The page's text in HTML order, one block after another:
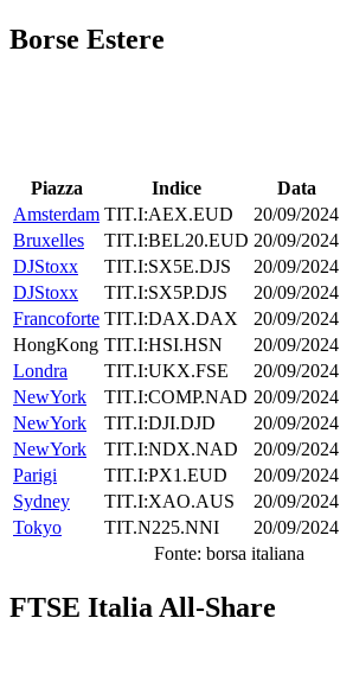
Borse Estere
Piazza Indice Data
Amsterdam TIT.I:AEX.EUD 20/09/2024
Bruxelles
TIT.I:BEL20.EUD 20/09/2024
DJStoxx
TIT.I:SX5E.DJS 20/09/2024
DJStoxx
TIT.I:SX5P.DJS 20/09/2024
Francoforte TIT.I:DAX.DAX 20/09/2024
HongKong TIT.I:HSI.HSN 20/09/2024
Londra
TIT.I:UKX.FSE 20/09/2024
NewYork
TIT.I:COMP.NAD 20/09/2024
NewYork
TIT.I:DJI.DJD 20/09/2024
NewYork
TIT.I:NDX.NAD 20/09/2024
Parigi
TIT.I:PX1.EUD 20/09/2024
Sydney
TIT.I:XAO.AUS 20/09/2024
Tokyo
TIT.N225.NNI 20/09/2024
Fonte: borsa italiana
FTSE Italia All-Share